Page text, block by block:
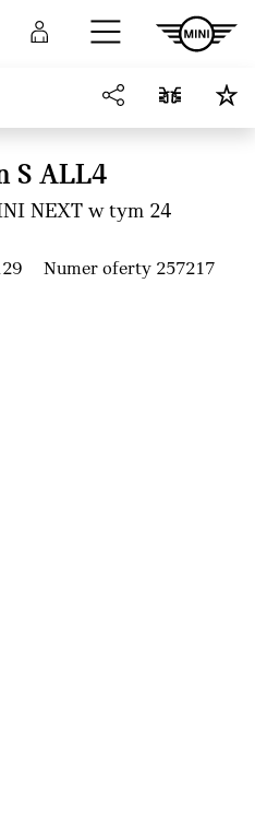
Porównaj Zaloguj się
S ALL4
NEXT w tym 24
Numer oferty 257217